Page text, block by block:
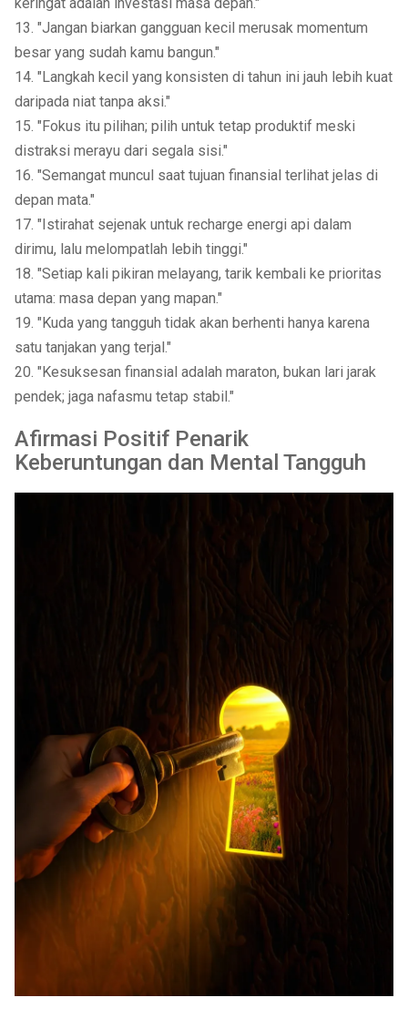
13. "Jangan biarkan gangguan kecil merusak momentum
besar yang sudah kamu bangun."
14. "Langkah kecil yang konsisten di tahun ini jauh lebih kuat
daripada niat tanpa aksi."
15. "Fokus itu pilihan; pilih untuk tetap produktif meski
distraksi merayu dari segala sisi."
16. "Semangat muncul saat tujuan finansial terlihat jelas di
depan mata."
17. "Istirahat sejenak untuk recharge energi api dalam
dirimu, lalu melompatlah lebih tinggi."
18. "Setiap kali pikiran melayang, tarik kembali ke prioritas
utama: masa depan yang mapan."
19. "Kuda yang tangguh tidak akan berhenti hanya karena
satu tanjakan yang terjal."
20. "Kesuksesan finansial adalah maraton, bukan lari jarak
pendek; jaga nafasmu tetap stabil."
Afirmasi Positif Penarik
Keberuntungan dan Mental Tangguh